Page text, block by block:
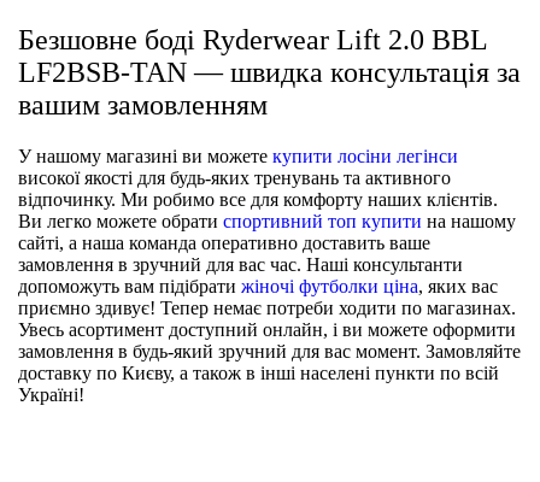
Безшовне боді Ryderwear Lift 2.0 BBL
LF2BSB-TAN — швидка консультація за
вашим замовленням
У нашому магазині ви можете купити лосіни легінси
високої якості для будь-яких тренувань та активного
відпочинку. Ми робимо все для комфорту наших клієнтів.
Ви легко можете обрати спортивний топ купити на нашому
сайті, а наша команда оперативно доставить ваше
замовлення в зручний для вас час. Наші консультанти
допоможуть вам підібрати жіночі футболки ціна, яких вас
приємно здивує! Тепер немає потреби ходити по магазинах.
Увесь асортимент доступний онлайн, і ви можете оформити
замовлення в будь-який зручний для вас момент. Замовляйте
доставку по Києву, а також в інші населені пункти по всій
Україні!